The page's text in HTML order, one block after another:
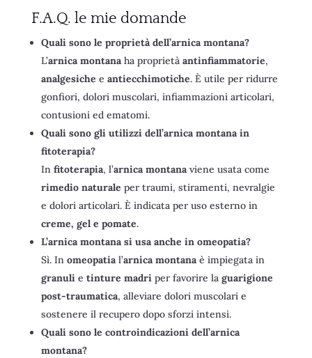
F.A.Q. le mie domande
Quali sono le proprietà dell’arnica montana?
L’arnica montanaha proprietà antinfiammatorie,
analgesiche e antiecchimotiche. È utile per ridurre
gonfiori, dolori muscolari, infiammazioni articolari,
contusioni ed ematomi.
Quali sono gli utilizzi dell’arnica montana in
fitoterapia?
In fitoterapia, l’arnica montanaviene usata come
rimedio naturale per traumi, stiramenti, nevralgie
e dolori articolari. È indicata per uso esterno in
creme, gel e pomate.
L’arnica montana si usa anche in omeopatia?
Sì. In omeopatial’arnica montanaè impiegata in
granulie tinture madriper favorire la guarigione
post-traumatica, alleviare dolori muscolari e
sostenere il recupero dopo sforzi intensi.
Quali sono le controindicazioni dell’arnica
montana?